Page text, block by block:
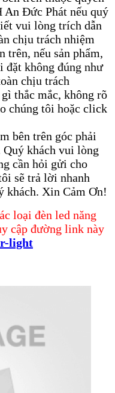
An Đức Phát nếu quý
vui lòng trích dẫn
chịu trách nhiệm
trên, nếu sản phẩm,
đặt không đúng như
chịu trách
thắc mắc, không rõ
chúng tôi hoặc click
bên trên góc phải
Quý khách vui lòng
cần hỏi gửi cho
sẽ trả lời nhanh
khách. Xin Cảm Ơn!
loại đèn led năng
cập đường link này
light